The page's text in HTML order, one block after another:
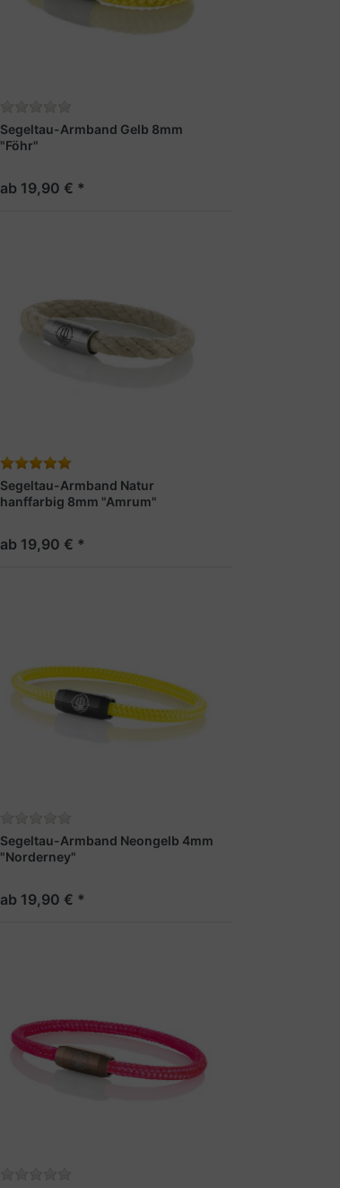
Segeltau-Armband Gelb 8mm
"Föhr"
ab 19,90 € *
Segeltau-Armband Natur
hanffarbig 8mm "Amrum"
ab 19,90 € *
Segeltau-Armband Neongelb 4mm
"Norderney"
ab 19,90 € *